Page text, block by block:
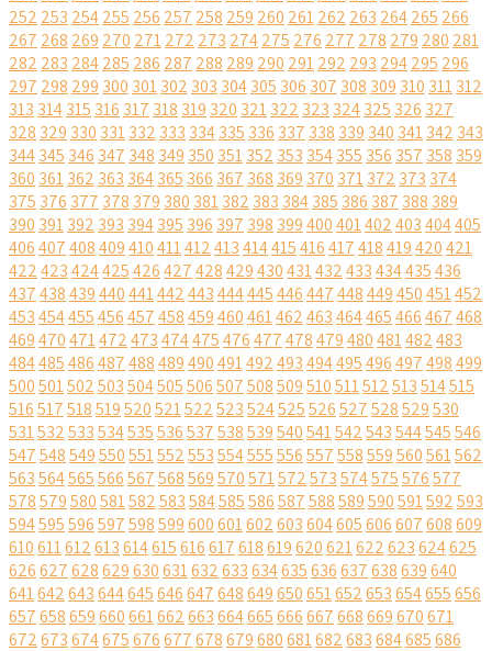
252 253 254255 256 257 258 259 260 261262 263 264265 266
267 268 269 270 271272 273 274275 276 277 278 279 280 281
282 283 284285 286 287 288 289 290 291292 293 294295 296
297 298 299 300 301302 303 304305 306 307 308 309 310 311312
313 314315 316 317 318 319 320 321322 323 324325 326 327
328 329 330 331332 333 334335 336 337 338 339 340 341342 343
344345 346 347 348 349 350 351352 353 354355 356 357 358 359
360 361362 363 364365 366 367 368 369 370 371372 373 374
375 376 377 378 379 380 381382 383 384385 386 387 388 389
390 391392 393 394395 396 397 398 399400401402403404405
406407408409410411412413414415416417418419420421
422423424425426427428429430431432433434435436
437438439440441442443444445446447448449450451452
453454455456457458459460461462463464465466467468
469470471472473474475476477478479480481482483
484485486487488489490491492493494495496497498499
500501502503504505506507508509510511512513514515
516517518519520521522523524525526527528529530
531532533534535536537538539540541542543544545546
547548549550551552553554555556557558559560561562
563564565566567568569570571572573574575576577
578579580581582583584585586587588589590591592593
594595596597598599600601602603604605606607608609
610611612613614615616617618619620621622623624625
626627628629630631632633634635636637638639640
641642643644645646647648649650651652653654655656
657658659660661662663664665666667668669670671
672673674675676677678679680681682683684685686